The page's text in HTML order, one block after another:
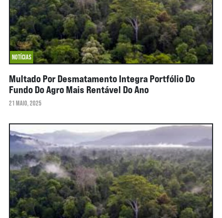
NOTÍCIAS
Multado Por Desmatamento Integra Portfólio Do
Fundo Do Agro Mais Rentável Do Ano
21 MAIO, 2025